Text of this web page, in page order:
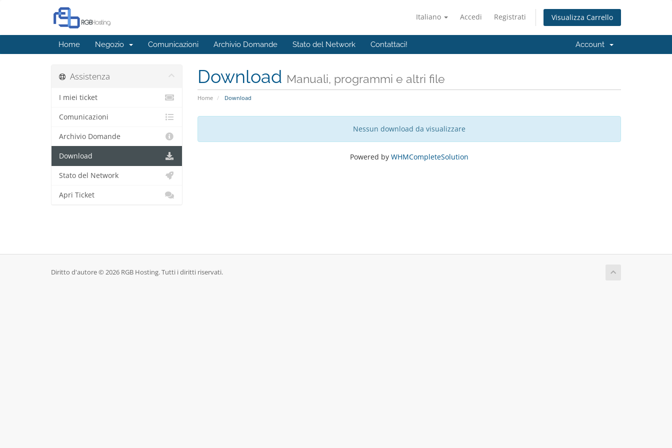
Italiano Accedi Registrati Visualizza Carrello
Home Negozio Comunicazioni Archivio Domande Stato del Network Contattaci! Account
Download Manuali, programmi e altri file
Home Download
Nessun download da visualizzare
Powered by WHMCompleteSolution
Assistenza
I miei ticket
Comunicazioni
Archivio Domande
Download
Stato del Network
Apri Ticket
Diritto d'autore © 2026 RGB Hosting. Tutti i diritti riservati.